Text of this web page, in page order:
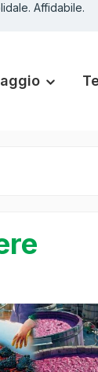
Affidabile.